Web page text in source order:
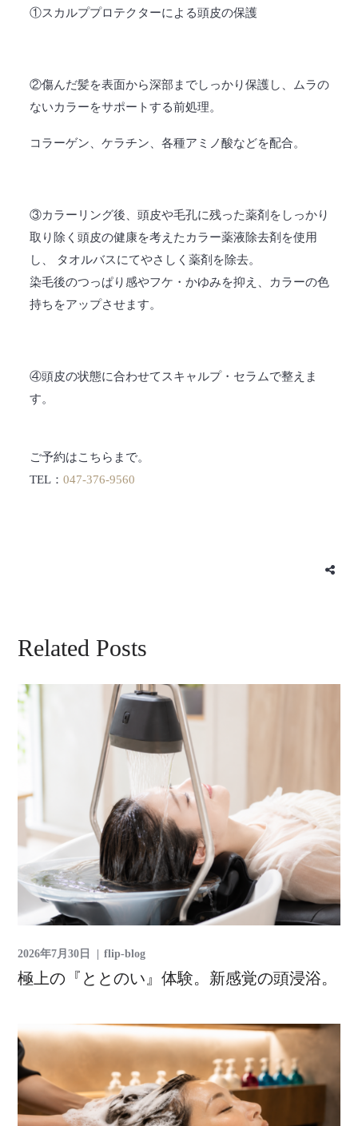
①スカルププロテクターによる頭皮の保護
②傷んだ髪を表面から深部までしっかり保護し、ムラの
ないカラーをサポートする前処理。
コラーゲン、ケラチン、各種アミノ酸などを配合。
③カラーリング後、頭皮や毛孔に残った薬剤をしっかり
取り除く頭皮の健康を考えたカラー薬液除去剤を使用
し、 タオルバスにてやさしく薬剤を除去。
染毛後のつっぱり感やフケ・かゆみを抑え、カラーの色
持ちをアップさせます。
④頭皮の状態に合わせてスキャルプ・セラムで整えま
す。
ご予約はこちらまで。
TEL：047-376-9560
Related Posts
2026年7月30日 flip-blog
極上の『ととのい』体験。新感覚の頭浸浴。